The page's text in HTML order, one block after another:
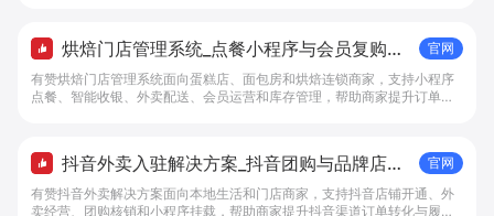
烘焙门店管理系统_点餐小程序与会员复购工
具 - 做生意, 找有赞
官网
有赞烘焙门店管理系统面向蛋糕店、面包房和烘焙连锁商家，支持小程序
点餐、智能收银、外卖配送、会员运营和库存管理，帮助商家提升订单转
抖音外卖入驻解决方案_抖音团购与品牌店铺
经营工具 - 做抖音生意，找有赞
官网
有赞抖音外卖解决方案面向本地生活和门店商家，支持抖音店铺开通、外
卖经营、团购核销和小程序挂载，帮助商家提升抖音渠道订单转化与履约